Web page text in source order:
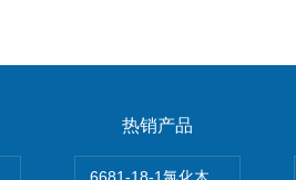
热销产品